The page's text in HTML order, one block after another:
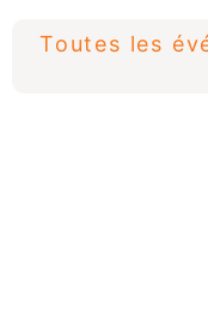
Toutes les